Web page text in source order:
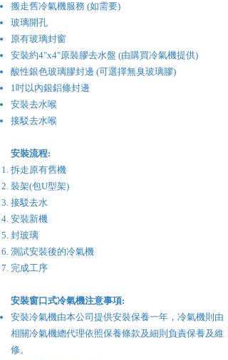
搬走舊冷氣機服務 (如需要)
玻璃開孔
原有玻璃封窗
安裝約4"x4"原裝膠去水盤 (由購買冷氣機提供)
酸性銀色玻璃膠封邊 (可選擇無臭玻璃膠)
1吋以內銀鋁條封邊
安裝去水喉
接駁去水喉
安裝流程:
拆走原有舊機
裝架(包U型架)
接駁去水
安裝新機
封玻璃
​測試安裝後的冷氣機
完成工序
​安裝窗口式冷氣機注意事項:
安裝冷氣機由本公司提供安裝保養一年，冷氣機則由
相關冷氣機總代理依照保養條款及細則負責保養及維
修。